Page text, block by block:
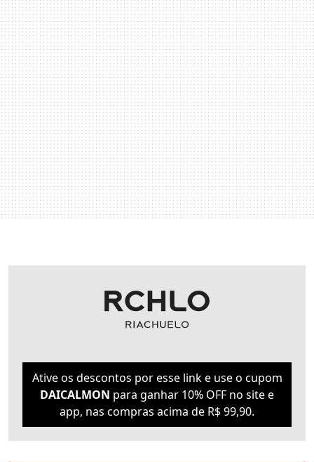
Ative os descontos por esse link e use o cupom
DAICALMON para ganhar 10% OFF no site e
app, nas compras acima de R$ 99,90.